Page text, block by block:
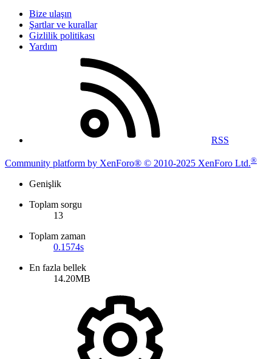
Bize ulaşın
Şartlar ve kurallar
Gizlilik politikası
Yardım
RSS
Community platform by XenForo® © 2010-2025 XenForo Ltd.®
Genişlik
Toplam sorgu
13
Toplam zaman
0.1574s
En fazla bellek
14.20MB